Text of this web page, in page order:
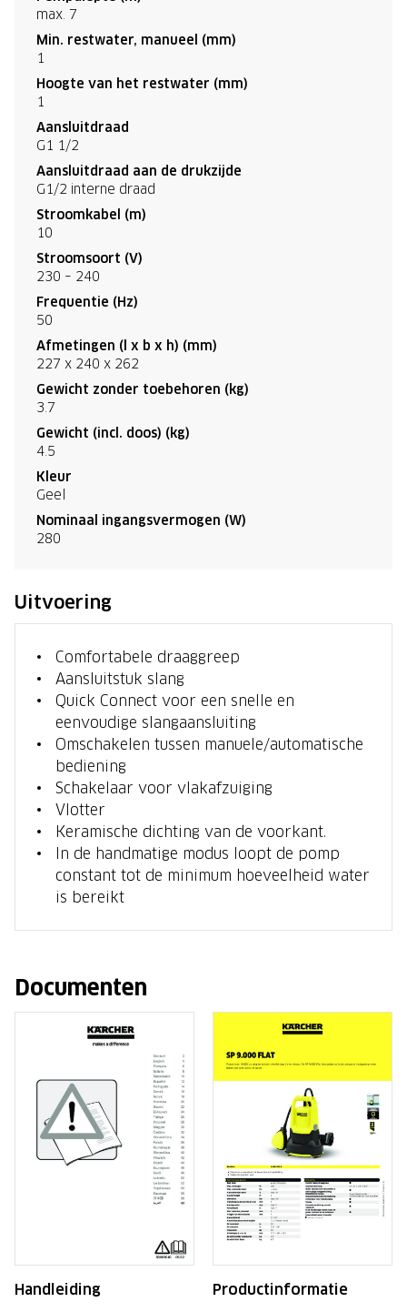
max. 7
Min. restwater, manueel (mm)
1
Hoogte van het restwater (mm)
1
Aansluitdraad
G1 1/2
Aansluitdraad aan de drukzijde
G1/2 interne draad
Stroomkabel (m)
10
Stroomsoort (V)
230 – 240
Frequentie (Hz)
50
Afmetingen (l x b x h) (mm)
227 x 240 x 262
Gewicht zonder toebehoren (kg)
3.7
Gewicht (incl. doos) (kg)
4.5
Kleur
Geel
Nominaal ingangsvermogen (W)
280
Uitvoering
Comfortabele draaggreep
Aansluitstuk slang
Quick Connect voor een snelle en
eenvoudige slangaansluiting
Omschakelen tussen manuele/automatische
bediening
Schakelaar voor vlakafzuiging
Vlotter
Keramische dichting van de voorkant.
In de handmatige modus loopt de pomp
constant tot de minimum hoeveelheid water
is bereikt
Documenten
Handleiding Productinformatie